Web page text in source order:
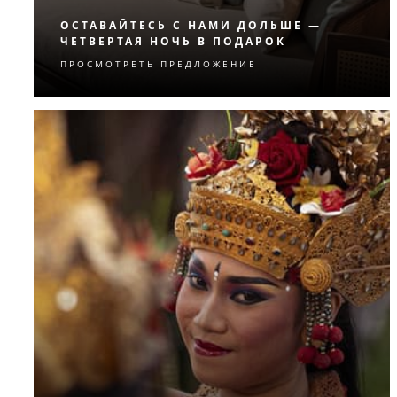
ОСТАВАЙТЕСЬ С НАМИ ДОЛЬШЕ —
ЧЕТВЕРТАЯ НОЧЬ В ПОДАРОК
Получите четвертую ночь в подарок.
ПРОСМОТРЕТЬ ПРЕДЛОЖЕНИЕ